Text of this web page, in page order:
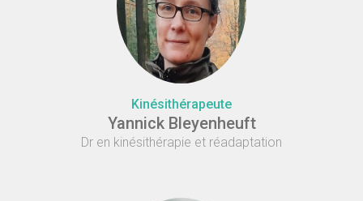
Kinésithérapeute
Yannick Bleyenheuft
Dr en kinésithérapie et réadaptation